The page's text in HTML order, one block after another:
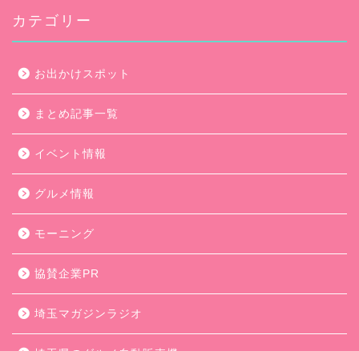
カテゴリー
お出かけスポット
まとめ記事一覧
イベント情報
グルメ情報
モーニング
協賛企業PR
埼玉マガジンラジオ